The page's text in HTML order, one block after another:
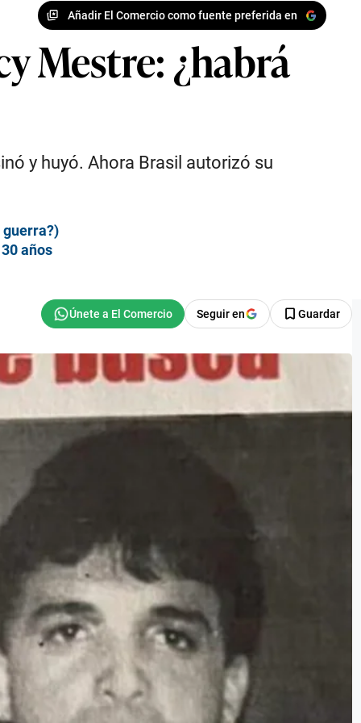
Añadir El Comercio como fuente preferida en
Mestre: ¿habrá
y huyó. Ahora Brasil autorizó su
años
Seguir en Guardar